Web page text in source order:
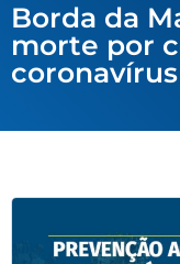
Borda da
morte por
coronavírus